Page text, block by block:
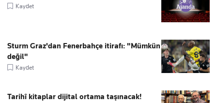
Kaydet
Sturm Graz'dan Fenerbahçe itirafı: "Mümkün
değil"
Kaydet
Tarihî kitaplar dijital ortama taşınacak!